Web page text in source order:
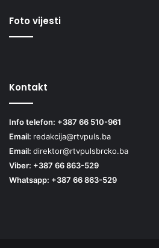
Foto vijesti
Kontakt
Info telefon: +387 66 510-961
Email: redakcija@rtvpuls.ba
Email: direktor@rtvpulsbrcko.ba
Viber: +387 66 863-529
Whatsapp: +387 66 863-529